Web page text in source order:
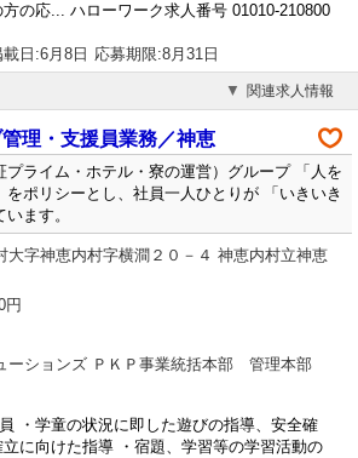
の応... ハローワーク求人番号 01010-210800
日:6月8日 応募期限:8月31日
関連求人情報
理・支援員業務／神恵
プライム・ホテル・寮の運営）グループ 「人を
をポリシーとし、社員一人ひとりが 「いきいき
ます。
大字神恵内村字横澗２０－４ 神恵内村立神恵
円
ーションズ ＰＫＰ事業統括本部 管理本部
・学童の状況に即した遊びの指導、安全確
に向けた指導 ・宿題、学習等の学習活動の